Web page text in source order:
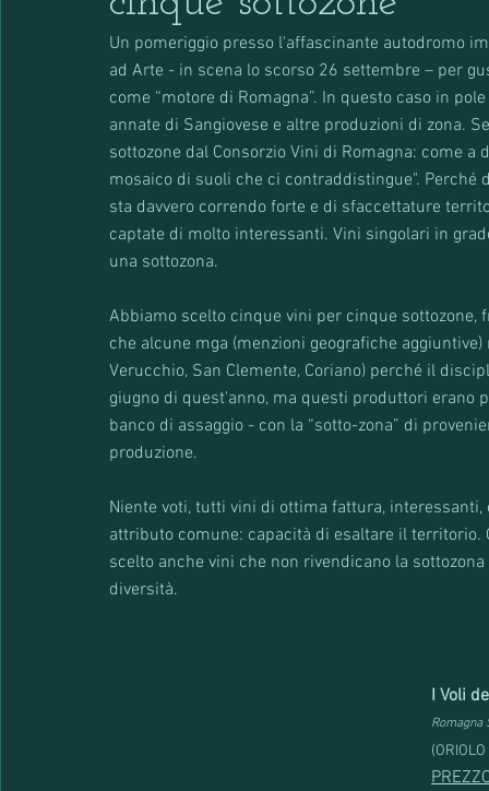
Un pomeriggio presso l'affascinante autodromo
ad Arte - in scena lo scorso 26 settembre – per
come “motore di Romagna”. In questo caso in
annate di Sangiovese e altre produzioni di zona.
sottozone dal Consorzio Vini di Romagna: come
mosaico di suoli che ci contraddistingue".
sta davvero correndo forte e di sfaccettature
captate di molto interessanti. Vini singolari in
una sottozona.
Abbiamo scelto cinque vini per cinque
che alcune mga (menzioni geografiche
Verucchio, San Clemente, Coriano) perché il
giugno di quest'anno, ma questi produttori erano
banco di assaggio - con la “sotto-zona” di
produzione.
Niente voti, tutti vini di ottima fattura,
attributo comune: capacità di esaltare il territorio.
scelto anche vini che non rivendicano la
diversità.
I Voli
Romagna